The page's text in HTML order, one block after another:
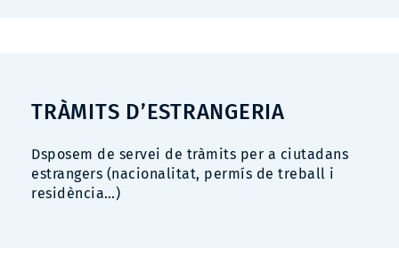
TRÀMITS D’ESTRANGERIA
Dsposem de servei de tràmits per a ciutadans
estrangers (nacionalitat, permís de treball i
residència…)